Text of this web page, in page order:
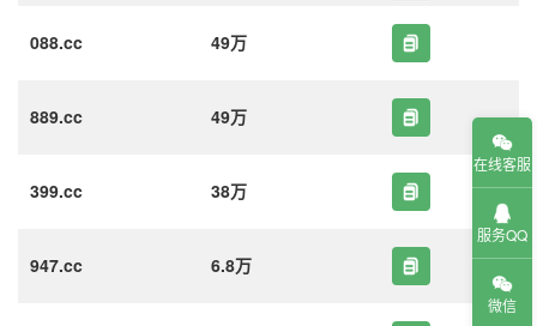
088.cc 49万
889.cc 49万
399.cc 38万
947.cc 6.8万
在线客服
服务QQ
微信